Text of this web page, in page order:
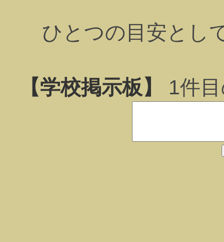
ひとつの目安とし
【学校掲示板】 1件